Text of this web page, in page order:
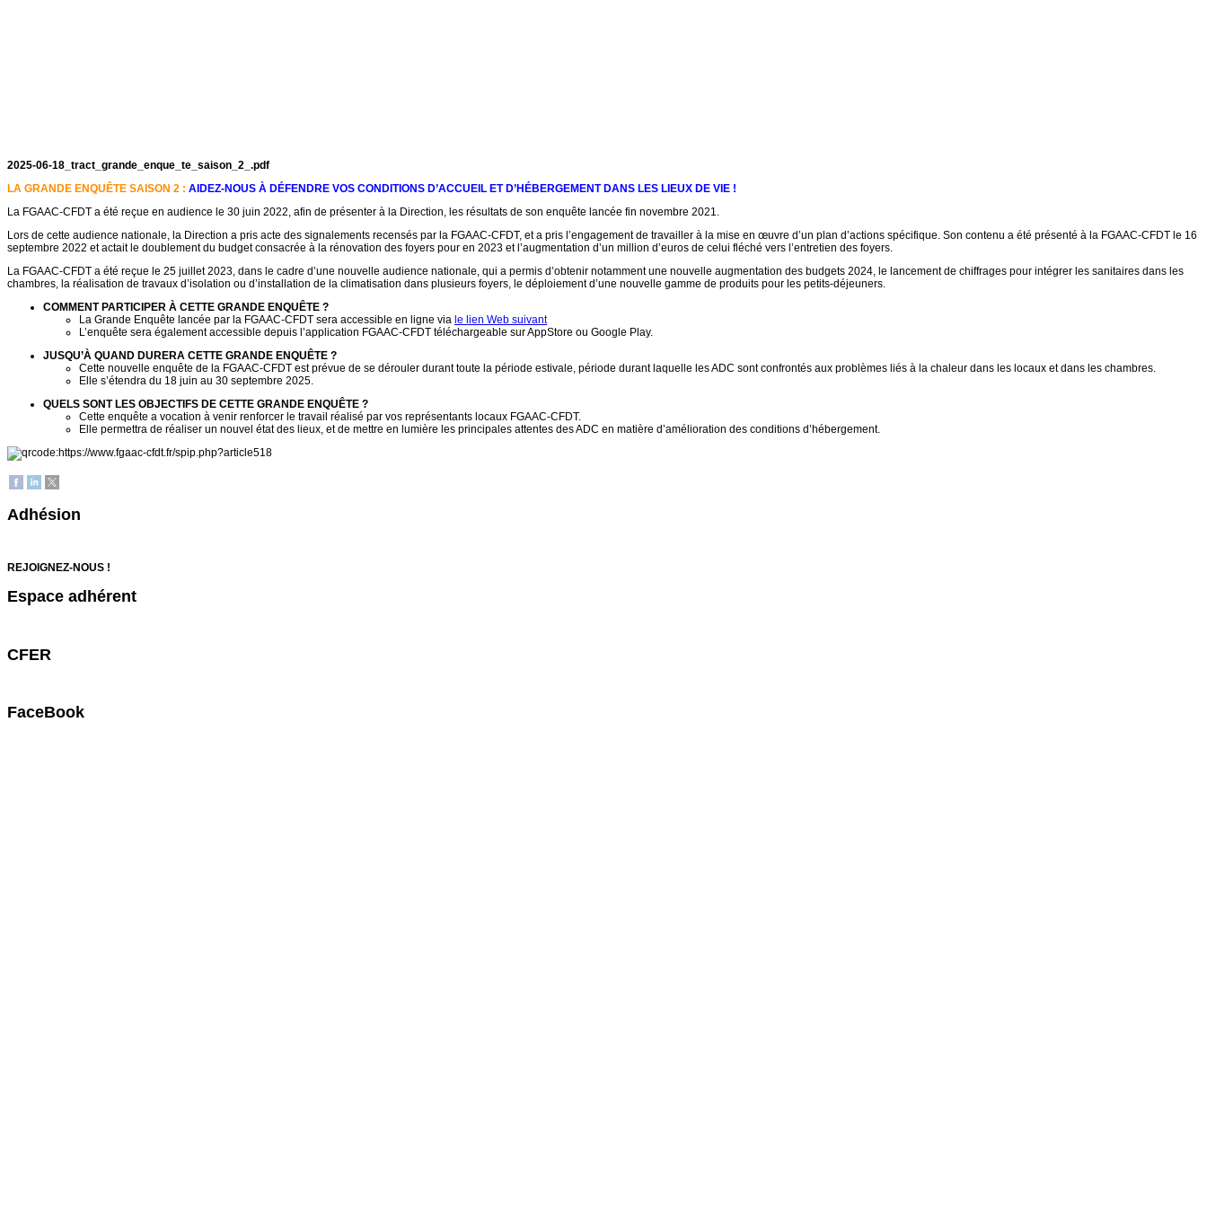
2025-06-18_tract_grande_enque_te_saison_2_.pdf
LA GRANDE ENQUÊTE SAISON 2 : AIDEZ-NOUS À DÉFENDRE VOS CONDITIONS D’ACCUEIL ET D’HÉBERGEMENT DANS LES LIEUX DE VIE !
La FGAAC-CFDT a été reçue en audience le 30 juin 2022, afin de présenter à la Direction, les résultats de son enquête lancée fin novembre 2021.
Lors de cette audience nationale, la Direction a pris acte des signalements recensés par la FGAAC-CFDT, et a pris l’engagement de travailler à la mise en œuvre d’un plan d’actions spécifique. Son contenu a été présenté à la FGAAC-CFDT le 16
septembre 2022 et actait le doublement du budget consacrée à la rénovation des foyers pour en 2023 et l’augmentation d’un million d’euros de celui fléché vers l’entretien des foyers.
La FGAAC-CFDT a été reçue le 25 juillet 2023, dans le cadre d’une nouvelle audience nationale, qui a permis d’obtenir notamment une nouvelle augmentation des budgets 2024, le lancement de chiffrages pour intégrer les sanitaires dans les
chambres, la réalisation de travaux d’isolation ou d’installation de la climatisation dans plusieurs foyers, le déploiement d’une nouvelle gamme de produits pour les petits-déjeuners.
COMMENT PARTICIPER À CETTE GRANDE ENQUÊTE ?
La Grande Enquête lancée par la FGAAC-CFDT sera accessible en ligne via le lien Web suivant
L’enquête sera également accessible depuis l’application FGAAC-CFDT téléchargeable sur AppStore ou Google Play.
JUSQU’À QUAND DURERA CETTE GRANDE ENQUÊTE ?
Cette nouvelle enquête de la FGAAC-CFDT est prévue de se dérouler durant toute la période estivale, période durant laquelle les ADC sont confrontés aux problèmes liés à la chaleur dans les locaux et dans les chambres.
Elle s’étendra du 18 juin au 30 septembre 2025.
QUELS SONT LES OBJECTIFS DE CETTE GRANDE ENQUÊTE ?
Cette enquête a vocation à venir renforcer le travail réalisé par vos représentants locaux FGAAC-CFDT.
Elle permettra de réaliser un nouvel état des lieux, et de mettre en lumière les principales attentes des ADC en matière d’amélioration des conditions d’hébergement.
Adhésion
REJOIGNEZ-NOUS !
Espace adhérent
CFER
FaceBook